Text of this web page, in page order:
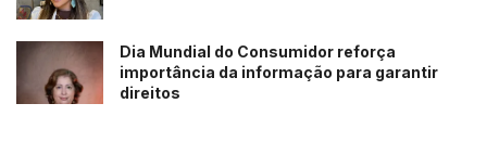
Dia Mundial do Consumidor reforça
importância da informação para garantir
direitos